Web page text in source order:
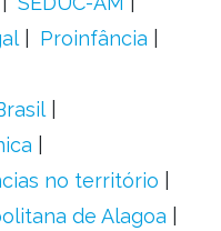
Proinfância
no território
de Alagoa